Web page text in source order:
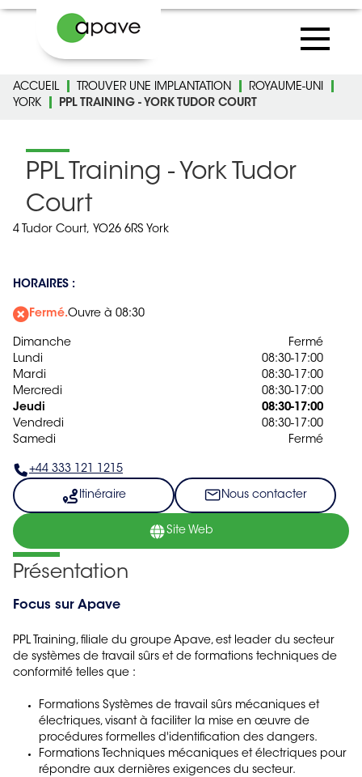
ACCUEIL TROUVER UNE IMPLANTATION
ROYAUME-UNI
YORK
PPL TRAINING - YORK TUDOR COURT
PPL Training - York Tudor
Court
4 Tudor Court, YO26 6RS York
HORAIRES :
Fermé.Ouvre à 08:30
Dimanche
Fermé
Lundi
08:30-17:00
Mardi
08:30-17:00
Mercredi
08:30-17:00
Jeudi
08:30-17:00
Vendredi
08:30-17:00
Samedi
Fermé
+44 333 121 1215
Itinéraire Nous contacter
Site Web
Présentation
Focus sur Apave
PPL Training, filiale du groupe Apave, est leader du secteur
de systèmes de travail sûrs et de formations techniques de
conformité telles que :
Formations Systèmes de travail sûrs mécaniques et
électriques, visant à faciliter la mise en œuvre de
procédures formelles d'identification des dangers.
Formations Techniques mécaniques et électriques pour
répondre aux dernières exigences du secteur.